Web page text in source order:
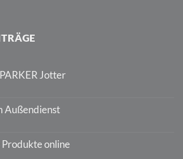
Jotter
Außendienst
Produkte online